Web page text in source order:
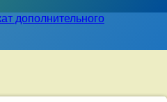
дополнительного